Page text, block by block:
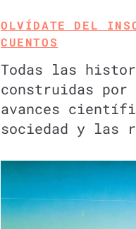
OLVÍDATE DEL
CUENTOS
Todas las
construidas
avances
sociedad y las